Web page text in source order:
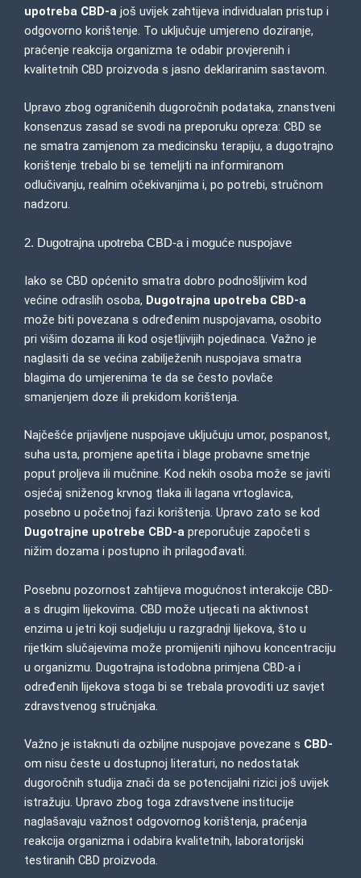
upotreba CBD-a još uvijek zahtijeva individualan pristup i
odgovorno korištenje. To uključuje umjereno doziranje,
praćenje reakcija organizma te odabir provjerenih i
kvalitetnih CBD proizvoda s jasno deklariranim sastavom.
Upravo zbog ograničenih dugoročnih podataka, znanstveni
konsenzus zasad se svodi na preporuku opreza: CBD se
ne smatra zamjenom za medicinsku terapiju, a dugotrajno
korištenje trebalo bi se temeljiti na informiranom
odlučivanju, realnim očekivanjima i, po potrebi, stručnom
nadzoru.
2. Dugotrajna upotreba CBD-a i moguće nuspojave
Iako se CBD općenito smatra dobro podnošljivim kod
većine odraslih osoba, Dugotrajna upotreba CBD-a
može biti povezana s određenim nuspojavama, osobito
pri višim dozama ili kod osjetljivijih pojedinaca. Važno je
naglasiti da se većina zabilježenih nuspojava smatra
blagima do umjerenima te da se često povlače
smanjenjem doze ili prekidom korištenja.
Najčešće prijavljene nuspojave uključuju umor, pospanost,
suha usta, promjene apetita i blage probavne smetnje
poput proljeva ili mučnine. Kod nekih osoba može se javiti
osjećaj sniženog krvnog tlaka ili lagana vrtoglavica,
posebno u početnoj fazi korištenja. Upravo zato se kod
Dugotrajne upotrebe CBD-a preporučuje započeti s
nižim dozama i postupno ih prilagođavati.
Posebnu pozornost zahtijeva mogućnost interakcije CBD-
a s drugim lijekovima. CBD može utjecati na aktivnost
enzima u jetri koji sudjeluju u razgradnji lijekova, što u
rijetkim slučajevima može promijeniti njihovu koncentraciju
u organizmu. Dugotrajna istodobna primjena CBD-a i
određenih lijekova stoga bi se trebala provoditi uz savjet
zdravstvenog stručnjaka.
Važno je istaknuti da ozbiljne nuspojave povezane s CBD-
om nisu česte u dostupnoj literaturi, no nedostatak
dugoročnih studija znači da se potencijalni rizici još uvijek
istražuju. Upravo zbog toga zdravstvene institucije
naglašavaju važnost odgovornog korištenja, praćenja
reakcija organizma i odabira kvalitetnih, laboratorijski
testiranih CBD proizvoda.